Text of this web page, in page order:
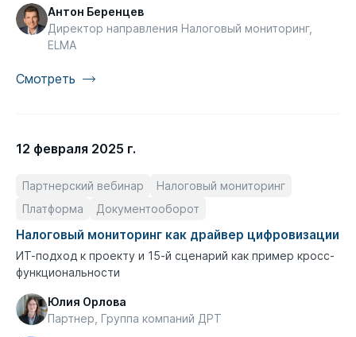
Антон Беренцев
Директор направления Налоговый мониторинг,
ELMA
Смотреть
12 февраля 2025 г.
Партнерский вебинар
Налоговый мониторинг
Платформа
Документооборот
Налоговый мониторинг как драйвер цифровизации
ИТ-подход к проекту и 15-й сценарий как пример кросс-
функциональности
Юлия Орлова
Партнер, Группа компаний ДРТ